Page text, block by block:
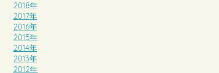
2018年
2017年
2016年
2015年
2014年
2013年
2012年